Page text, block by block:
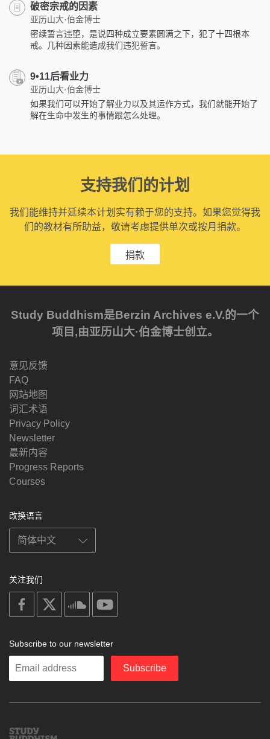
破密宗戒的因素
亚历山大·伯金博士
密续誓言违堕，是说四种成立要素圆满之下，犯了十四根本
戒。几种因素能造成我们违犯誓言。
9•11后看业力
亚历山大·伯金博士
如果我们可以开始了解业力以及其运作方式，我们就能开始了
解在生命中发生的事情跟怎么处理。
支持我们的计划
我们能维持并延续本计划实有赖于您的支持。如果您觉得我
们的教材有所助益，敬请考虑提供单次或按月捐款。
捐款
Study Buddhism是Berzin Archives e.V.的一个
项目,由亚历山大·伯金博士创立。
意见反馈
FAQ
网站地图
词汇术语
Privacy Policy
Newsletter
最新内容
Progress Reports
Courses
改换语言
关注我们
on
facebook
soundcloud
Subscribe to our newsletter
Enter
Subscribe
Study